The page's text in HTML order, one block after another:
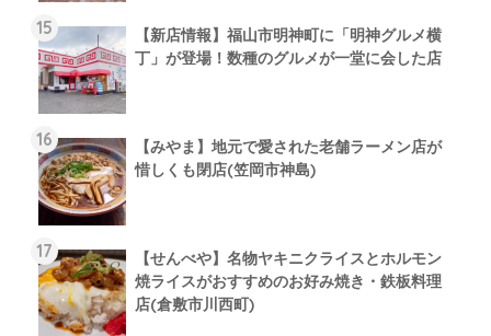
【新店情報】福山市明神町に「明神グルメ横
丁」が登場！数種のグルメが一堂に会した店
【みやま】地元で愛された老舗ラーメン店が
惜しくも閉店(笠岡市神島)
【せんべや】名物ヤキニクライスとホルモン
焼ライスがおすすめのお好み焼き・鉄板料理
店(倉敷市川西町)